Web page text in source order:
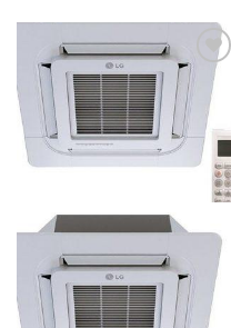
Add to
Wishlist